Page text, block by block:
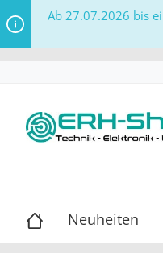
Ab 27.07.2026 bis
Neuheiten